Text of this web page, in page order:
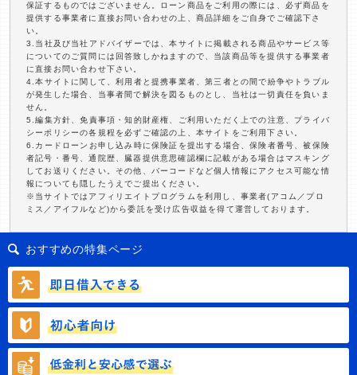
保証するものではございません。ローン商品をご利用の際には、必ず商品を
提供する事業者に直接お問い合わせの上、商品詳細をご自身でご確認下さ
い。
3.当社及び当社アドバイザーでは、本サイトに掲載される商品やサービス等
についてのご質問には回答致しかねますので、当該商品等を提供する事業者
に直接お問い合わせ下さい。
4.本サイトに関して、利用者と提携事業者、第三者との間で紛争やトラブル
が発生した場合、当事者間で解決を図るものとし、当社は一切責任を負いま
せん。
5.編集方針、免責事項・知的財産権、ご利用いただく上での注意、プライバ
シーポリシーの各規程を必ずご確認の上、本サイトをご利用下さい。
6.カードローンお申し込み時に保険証を提出する場合、保険者番号、被保険
者記号・番号、通院歴、臓器提供意思確認欄に記載がある場合はマスキング
してお送りください。その他、バーコードなど個人情報にアクセス可能な情
報についても隠したうえでご提出ください。
※当サイトではアフィリエイトプログラムを利用し、事業者(アコム／プロ
ミス／アイフルなど)から委託を受け広告収益を得て運営しております。
おすすめの特集ページ